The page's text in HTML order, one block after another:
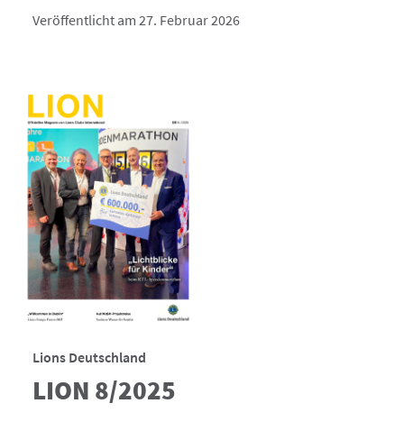
Veröffentlicht am 27. Februar 2026
Lions Deutschland
LION 8/2025